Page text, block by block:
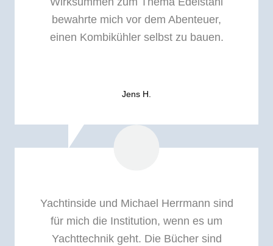
bewahrte mich vor dem Abenteuer,
einen Kombikühler selbst zu bauen.
Jens H.
Yachtinside und Michael Herrmann sind
für mich die Institution, wenn es um
Yachttechnik geht. Die Bücher sind